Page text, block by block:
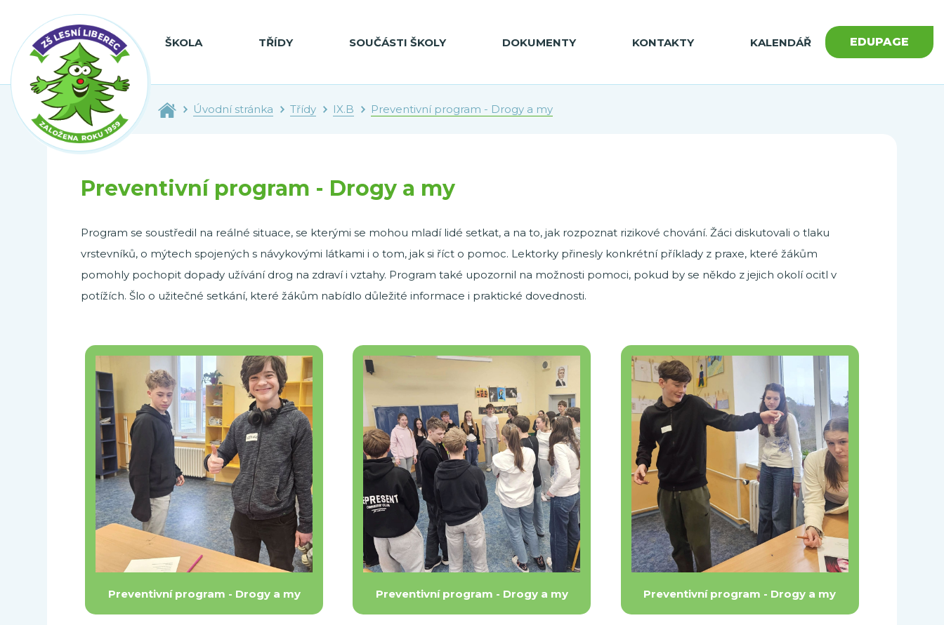
ŠKOLA TŘÍDY SOUČÁSTI ŠKOLY DOKUMENTY KONTAKTY KALENDÁŘ EDUPAGE
Úvodní stránka Třídy IX.B Preventivní program - Drogy a my
Preventivní program - Drogy a my
Program se soustředil na reálné situace, se kterými se mohou mladí lidé setkat, a na to, jak rozpoznat rizikové chování. Žáci diskutovali o tlaku
vrstevníků, o mýtech spojených s návykovými látkami i o tom, jak si říct o pomoc. Lektorky přinesly konkrétní příklady z praxe, které žákům
pomohly pochopit dopady užívání drog na zdraví i vztahy. Program také upozornil na možnosti pomoci, pokud by se někdo z jejich okolí ocitl v
potížích. Šlo o užitečné setkání, které žákům nabídlo důležité informace i praktické dovednosti.
Preventivní program - Drogy a my Preventivní program - Drogy a my Preventivní program - Drogy a my